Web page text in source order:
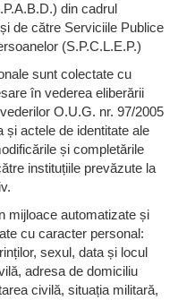
din cadrul
de către Serviciile Publice
(S.P.C.L.E.P.)
sunt colectate cu
în vederea eliberării
O.U.G. nr. 97/2005
și actele de identitate ale
și completările
instituțiile prevăzute la
mijloace automatizate și
cu caracter personal:
sexul, data și locul
adresa de domiciliu
civilă, situația militară,